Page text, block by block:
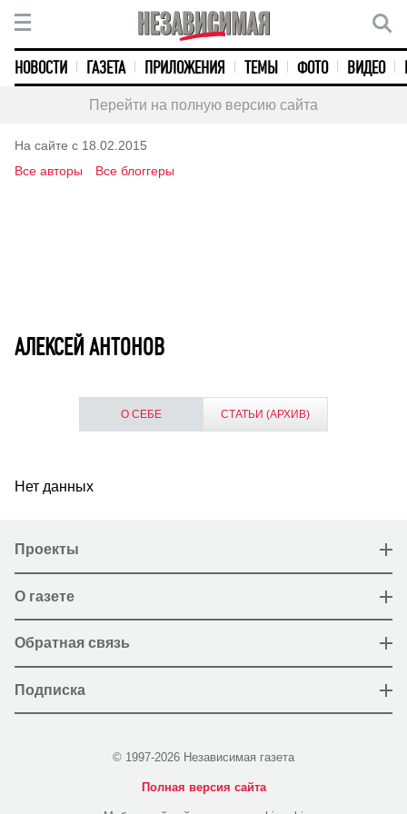
НОВОСТИ ГАЗЕТА ПРИЛОЖЕНИЯ ТЕМЫ ФОТО ВИДЕО
Перейти на полную версию сайта
На сайте с 18.02.2015
Все авторы
Все блоггеры
АЛЕКСЕЙ АНТОНОВ
О СЕБЕ СТАТЬИ (АРХИВ)
Нет данных
Проекты
О газете
Обратная связь
Подписка
© 1997-2026 Независимая газета
Полная версия сайта